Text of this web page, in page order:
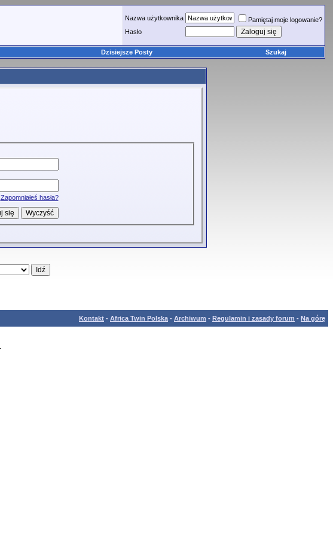
Nazwa użytkownika
Pamiętaj moje logowanie?
Hasło
Dzisiejsze Posty Szukaj
Zapomniałeś hasła?
Kontakt - Africa Twin Polska - Archiwum - Regulamin i zasady forum - Na górę